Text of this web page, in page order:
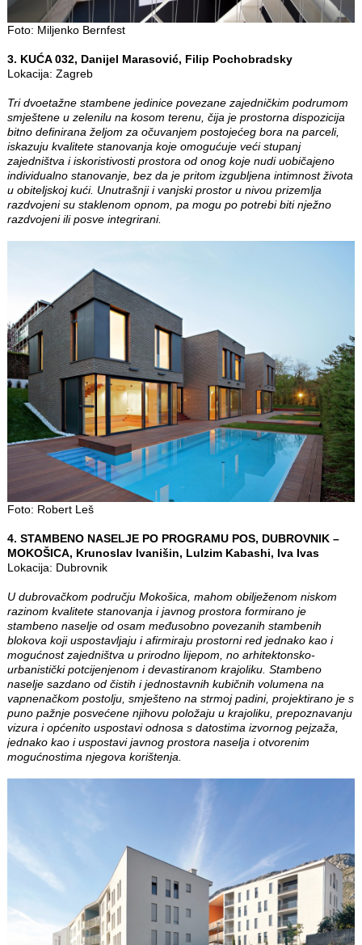
Foto: Miljenko Bernfest
3. KUĆA 032, Danijel Marasović, Filip Pochobradsky
Lokacija: Zagreb
Tri dvoetažne stambene jedinice povezane zajedničkim podrumom
smještene u zelenilu na kosom terenu, čija je prostorna dispozicija
bitno definirana željom za očuvanjem postojećeg bora na parceli,
iskazuju kvalitete stanovanja koje omogućuje veći stupanj
zajedništva i iskoristivosti prostora od onog koje nudi uobičajeno
individualno stanovanje, bez da je pritom izgubljena intimnost života
u obiteljskoj kući. Unutrašnji i vanjski prostor u nivou prizemlja
razdvojeni su staklenom opnom, pa mogu po potrebi biti nježno
razdvojeni ili posve integrirani.
Foto: Robert Leš
4. STAMBENO NASELJE PO PROGRAMU POS, DUBROVNIK –
MOKOŠICA, Krunoslav Ivanišin, Lulzim Kabashi, Iva Ivas
Lokacija: Dubrovnik
U dubrovačkom području Mokošica, mahom obilježenom niskom
razinom kvalitete stanovanja i javnog prostora formirano je
stambeno naselje od osam međusobno povezanih stambenih
blokova koji uspostavljaju i afirmiraju prostorni red jednako kao i
mogućnost zajedništva u prirodno lijepom, no arhitektonsko-
urbanistički potcijenjenom i devastiranom krajoliku. Stambeno
naselje sazdano od čistih i jednostavnih kubičnih volumena na
vapnenačkom postolju, smješteno na strmoj padini, projektirano je s
puno pažnje posvećene njihovu položaju u krajoliku, prepoznavanju
vizura i općenito uspostavi odnosa s datostima izvornog pejzaža,
jednako kao i uspostavi javnog prostora naselja i otvorenim
mogućnostima njegova korištenja.